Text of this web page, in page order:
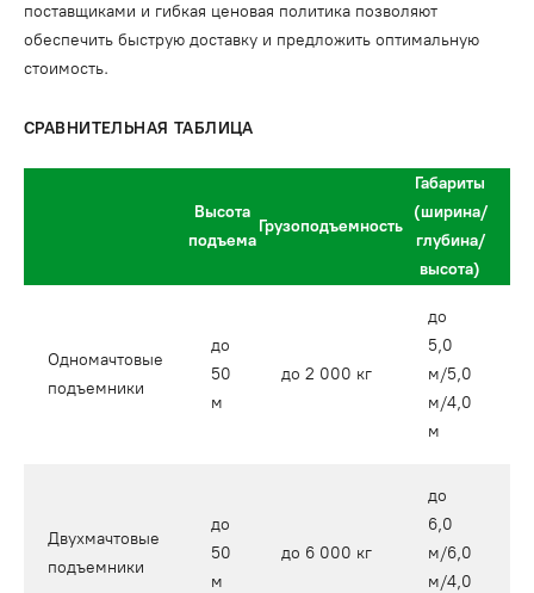
поставщиками и гибкая ценовая политика позволяют
обеспечить быструю доставку и предложить оптимальную
стоимость.
СРАВНИТЕЛЬНАЯ ТАБЛИЦА
Высота
подъема
Грузоподъемность
Габариты
(ширина/
глубина/
высота)
Одномачтовые
подъемники
до
50
м
до 2 000 кг
до
5,0
м/5,0
м/4,0
м
Двухмачтовые
подъемники
до
50
м
до 6 000 кг
до
6,0
м/6,0
м/4,0